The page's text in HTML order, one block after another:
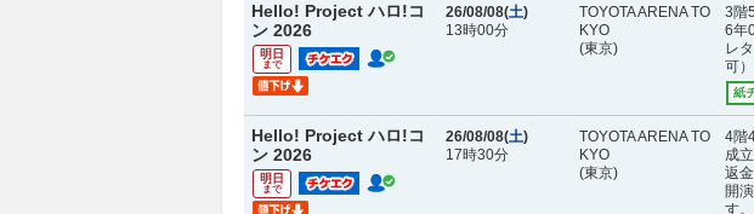
Hello! Project ハロ!コ
ン 2026
明日
まで
26/08/08(土)
13時00分
TOYOTA ARENA TO
KYO
(東京)
3階
6年
レ
可
紙
Hello! Project ハロ!コ
ン 2026
明日
まで
26/08/08(土)
17時30分
TOYOTA ARENA TO
KYO
(東京)
4階
成
返
開
す